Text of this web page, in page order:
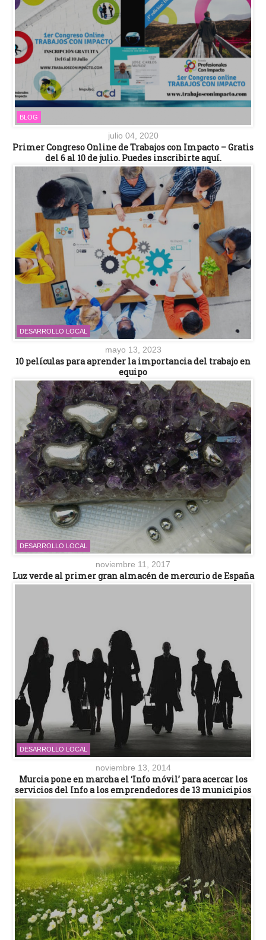
BLOG
julio 04, 2020
Primer Congreso Online de Trabajos con Impacto – Gratis
del 6 al 10 de julio. Puedes inscribirte aquí.
DESARROLLO LOCAL
mayo 13, 2023
10 películas para aprender la importancia del trabajo en
equipo
DESARROLLO LOCAL
noviembre 11, 2017
Luz verde al primer gran almacén de mercurio de España
DESARROLLO LOCAL
noviembre 13, 2014
Murcia pone en marcha el ‘Info móvil’ para acercar los
servicios del Info a los emprendedores de 13 municipios